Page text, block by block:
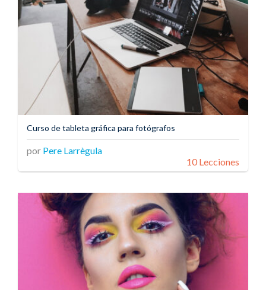
Curso de tableta gráfica para fotógrafos
por Pere Larrègula
10 Lecciones